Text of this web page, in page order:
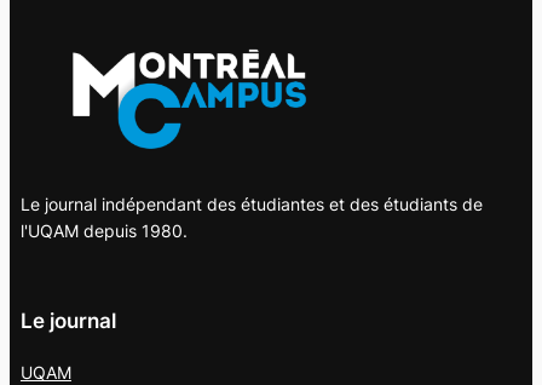
Le journal indépendant des étudiantes et des étudiants de
l'UQAM depuis 1980.
Le journal
UQAM